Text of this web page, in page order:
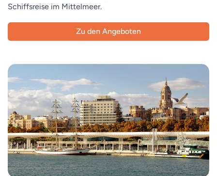
Schiffsreise im Mittelmeer.
Zu den Angeboten